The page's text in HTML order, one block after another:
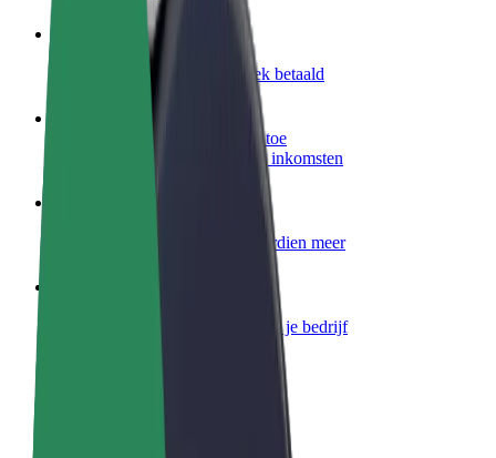
Wordt bezorger
Bezorg eten en krijg elke week betaald
Voeg een restaurant of winkel toe
Krijg meer klanten en verhoog inkomsten
Voeg je fleet toe aan Bolt en verdien meer
Bolt-producten en -services voor je bedrijf